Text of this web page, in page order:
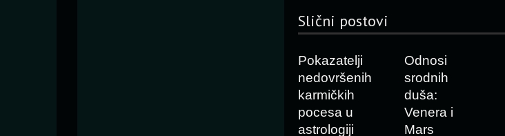
Slični postovi
Pokazatelji
nedovršenih
karmičkih
pocesa u
astrologiji
Odnosi
srodnih
duša:
Venera i
Mars